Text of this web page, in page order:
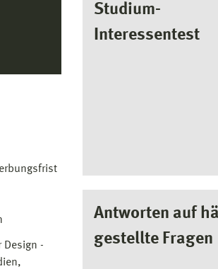
Design -
Studium-
Interessentest
Antworten auf
gestellte Fragen